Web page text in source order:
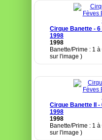
Cirque Banette -
1998
1998
Banette/Prime : 1
sur l'image )
Cirque Banette II
1998
1998
Banette/Prime : 1
sur l'image )